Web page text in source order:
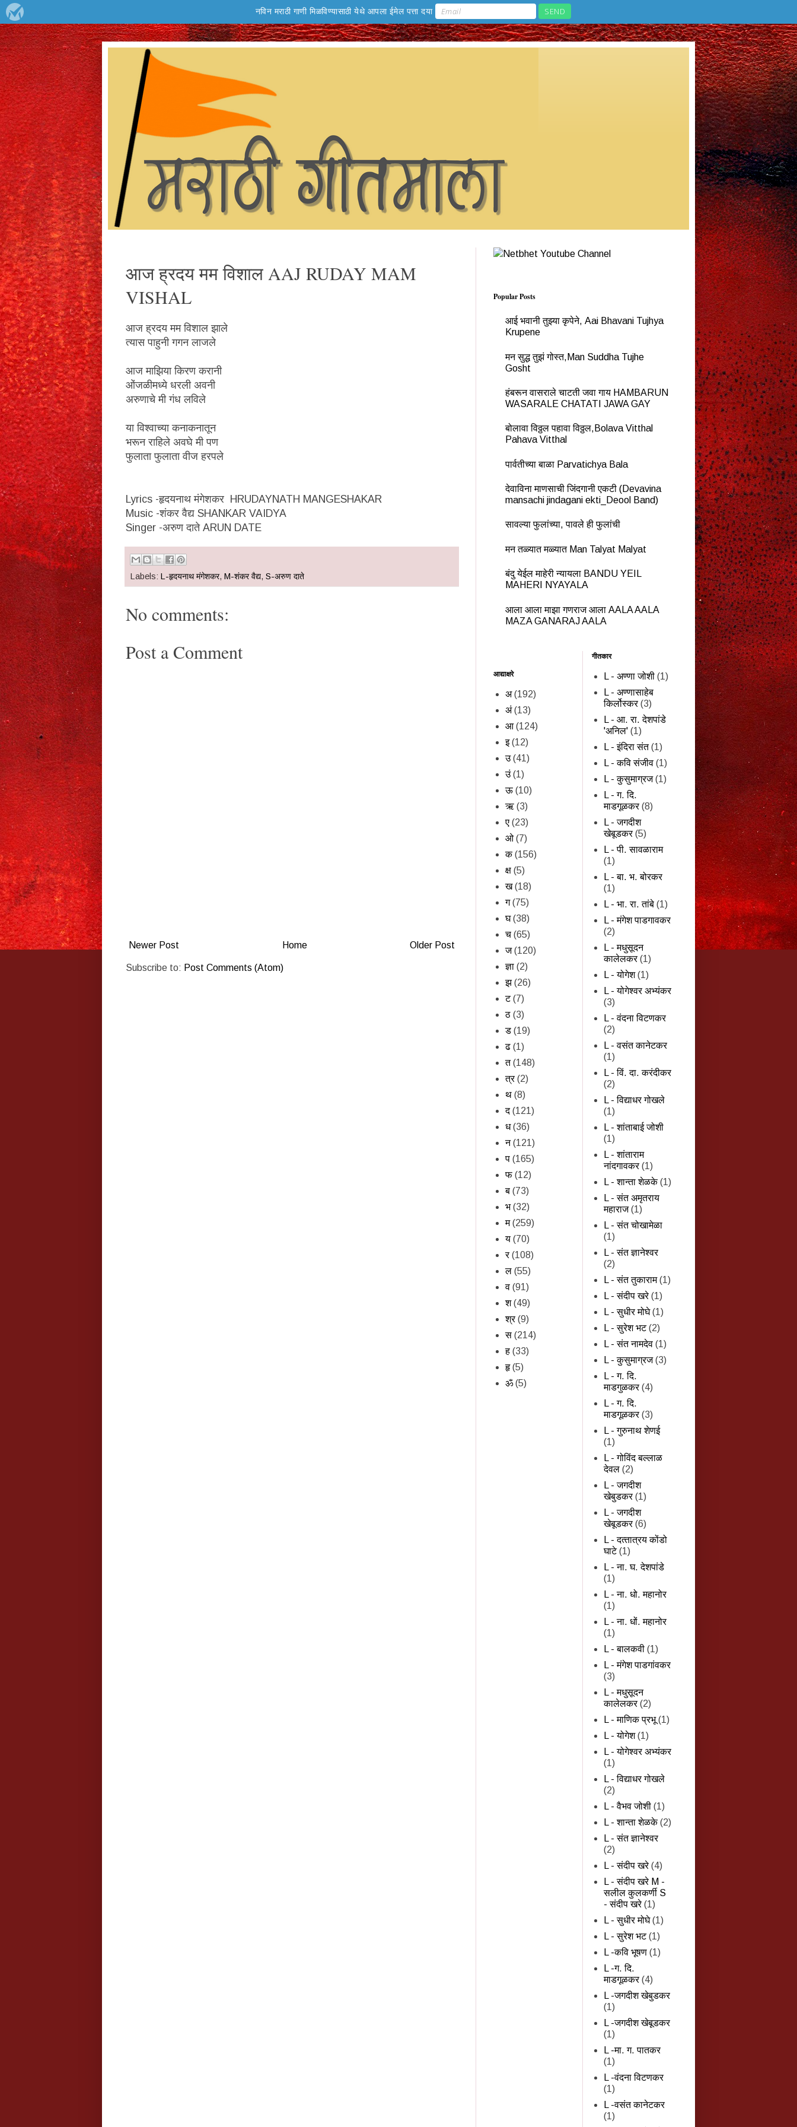
आज ह्रदय मम विशाल AAJ RUDAY MAM
VISHAL
आज ह्रदय मम विशाल झाले
त्यास पाहुनी गगन लाजले
आज माझिया किरण करानी
ओंजळीमध्ये धरली अवनी
अरुणाचे मी गंध लविले
या विश्वाच्या कनाकनातून
भरून राहिले अवघे मी पण
फुलाता फुलाता वीज हरपले
Lyrics -हृदयनाथ मंगेशकर HRUDAYNATH MANGESHAKAR
Music -शंकर वैद्य SHANKAR VAIDYA
Singer -अरुण दाते ARUN DATE
Labels: L-हृदयनाथ मंगेशकर, M-शंकर वैद्य, S-अरुण दाते
No comments:
Post a Comment
Newer Post Older Post
Home
Subscribe to: Post Comments (Atom)
Popular Posts
आई भवानी तुझ्या कृपेने, Aai Bhavani Tujhya
Krupene
मन सुद्ध तुझं गोस्त,Man Suddha Tujhe
Gosht
हंबरून वासराले चाटती जवा गाय HAMBARUN
WASARALE CHATATI JAWA GAY
बोलावा विठ्ठल पहावा विठ्ठल,Bolava Vitthal
Pahava Vitthal
पार्वतीच्या बाळा Parvatichya Bala
देवाविना माणसाची जिंदगानी एकटी (Devavina
mansachi jindagani ekti_Deool Band)
सावल्या फुलांच्या, पावले ही फुलांची
मन तळ्यात मळ्यात Man Talyat Malyat
बंदु येईल माहेरी न्यायला BANDU YEIL
MAHERI NYAYALA
आला आला माझा गणराज आला AALA AALA
MAZA GANARAJ AALA
आद्याक्षरे
अ (192)
अं (13)
आ (124)
इ (12)
उ (41)
उं (1)
ऊ (10)
ऋ (3)
ए (23)
ओ (7)
क (156)
क्ष (5)
ख (18)
ग (75)
घ (38)
च (65)
ज (120)
ज्ञा (2)
झ (26)
ट (7)
ठ (3)
ड (19)
ढ (1)
त (148)
त्र (2)
थ (8)
द (121)
ध (36)
न (121)
प (165)
फ (12)
ब (73)
भ (32)
म (259)
य (70)
र (108)
ल (55)
व (91)
श (49)
श्र (9)
स (214)
ह (33)
हृ (5)
ॐ (5)
गीतकार
L - अण्णा जोशी (1)
L - अण्णासाहेब
किर्लोस्कर (3)
L - आ. रा. देशपांडे
'अनिल' (1)
L - इंदिरा संत (1)
L - कवि संजीव (1)
L - कुसुमाग्रज (1)
L - ग. दि.
माडगूळकर (8)
L - जगदीश
खेबूडकर (5)
L - पी. सावळाराम
(1)
L - बा. भ. बोरकर
(1)
L - भा. रा. तांबे (1)
L - मंगेश पाडगावकर
(2)
L - मधुसूदन
कालेलकर (1)
L - योगेश (1)
L - योगेश्वर अभ्यंकर
(3)
L - वंदना विटणकर
(2)
L - वसंत कानेटकर
(1)
L - विं. दा. करंदीकर
(2)
L - विद्याधर गोखले
(1)
L - शांताबाई जोशी
(1)
L - शांताराम
नांदगावकर (1)
L - शान्‍ता शेळके (1)
L - संत अमृतराय
महाराज (1)
L - संत चोखामेळा
(1)
L - संत ज्ञानेश्वर
(2)
L - संत तुकाराम (1)
L - संदीप खरे (1)
L - सुधीर मोघे (1)
L - सुरेश भट (2)
L - संत नामदेव (1)
L - कुसुमाग्रज (3)
L - ग. दि.
माडगुळकर (4)
L - ग. दि.
माडगूळकर (3)
L - गुरुनाथ शेणई
(1)
L - गोविंद बल्लाळ
देवल (2)
L - जगदीश
खेबुडकर (1)
L - जगदीश
खेबूडकर (6)
L - दत्‍तात्रय कोंडो
घाटे (1)
L - ना. घ. देशपांडे
(1)
L - ना. धो. महानोर
(1)
L - ना. धों. महानोर
(1)
L - बालकवी (1)
L - मंगेश पाडगांवकर
(3)
L - मधुसूदन
कालेलकर (2)
L - माणिक प्रभू (1)
L - योगेश (1)
L - योगेश्वर अभ्यंकर
(1)
L - विद्याधर गोखले
(2)
L - वैभव जोशी (1)
L - शान्‍ता शेळके (2)
L - संत ज्ञानेश्वर
(2)
L - संदीप खरे (4)
L - संदीप खरे M -
सलील कुलकर्णी S
- संदीप खरे (1)
L - सुधीर मोघे (1)
L - सुरेश भट (1)
L -कवि भूषण (1)
L -ग. दि.
माडगूळकर (4)
L -जगदीश खेबुडकर
(1)
L -जगदीश खेबूडकर
(1)
L -मा. ग. पातकर
(1)
L -वंदना विटणकर
(1)
L -वसंत कानेटकर
(1)